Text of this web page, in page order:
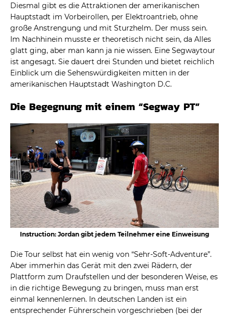
Diesmal gibt es die Attraktionen der amerikanischen
Hauptstadt im Vorbeirollen, per Elektroantrieb, ohne
große Anstrengung und mit Sturzhelm. Der muss sein.
Im Nachhinein musste er theoretisch nicht sein, da Alles
glatt ging, aber man kann ja nie wissen. Eine Segwaytour
ist angesagt. Sie dauert drei Stunden und bietet reichlich
Einblick um die Sehenswürdigkeiten mitten in der
amerikanischen Hauptstadt Washington D.C.
Die Begegnung mit einem “Segway PT”
Instruction: Jordan gibt jedem Teilnehmer eine Einweisung
Die Tour selbst hat ein wenig von “Sehr-Soft-Adventure”.
Aber immerhin das Gerät mit den zwei Rädern, der
Plattform zum Draufstellen und der besonderen Weise, es
in die richtige Bewegung zu bringen, muss man erst
einmal kennenlernen. In deutschen Landen ist ein
entsprechender Führerschein vorgeschrieben (bei der